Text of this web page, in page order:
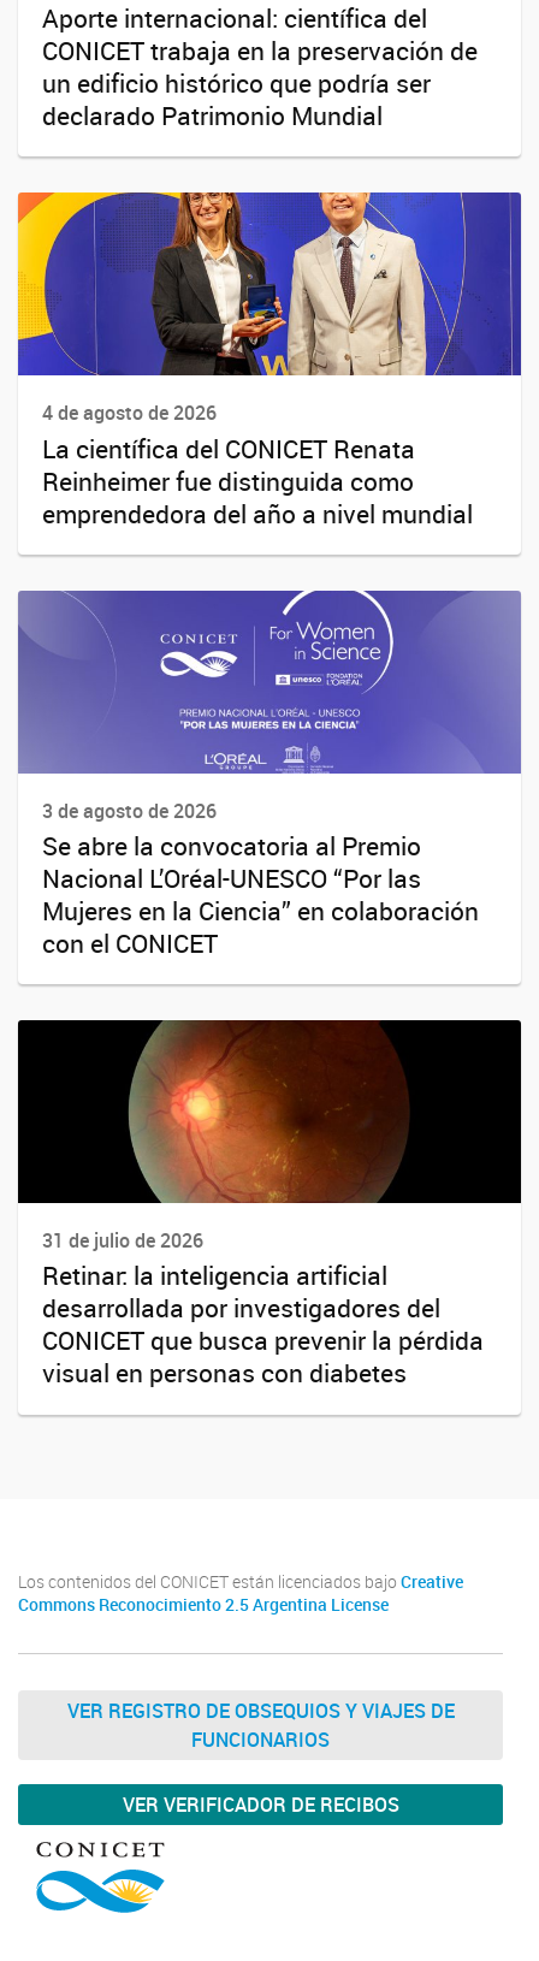
Aporte internacional: científica del
CONICET trabaja en la preservación de
un edificio histórico que podría ser
declarado Patrimonio Mundial
4 de agosto de 2026
La científica del CONICET Renata
Reinheimer fue distinguida como
emprendedora del año a nivel mundial
3 de agosto de 2026
Se abre la convocatoria al Premio
Nacional L’Oréal-UNESCO “Por las
Mujeres en la Ciencia” en colaboración
con el CONICET
31 de julio de 2026
Retinar: la inteligencia artificial
desarrollada por investigadores del
CONICET que busca prevenir la pérdida
visual en personas con diabetes
Los contenidos del CONICET están licenciados bajo Creative
Commons Reconocimiento 2.5 Argentina License
VER REGISTRO DE OBSEQUIOS Y VIAJES DE
FUNCIONARIOS
VER VERIFICADOR DE RECIBOS